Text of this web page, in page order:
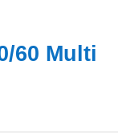
60 Multi